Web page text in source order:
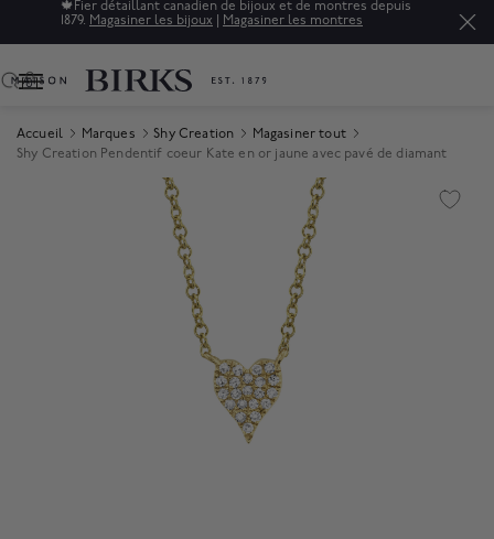
🍁 Fier détaillant canadien de bijoux et de montres depuis
1879. Magasiner les bijoux Magasiner les montres
0
Accueil Marques Shy Creation
Magasiner tout
Shy Creation Pendentif coeur Kate en or jaune avec pavé de diamant
Product Images